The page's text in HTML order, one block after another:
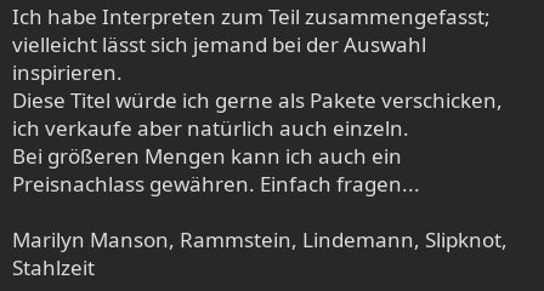
Ich habe Interpreten zum Teil zusammengefasst;
vielleicht lässt sich jemand bei der Auswahl
inspirieren.
Diese Titel würde ich gerne als Pakete verschicken,
ich verkaufe aber natürlich auch einzeln.
Bei größeren Mengen kann ich auch ein
Preisnachlass gewähren. Einfach fragen...
Marilyn Manson, Rammstein, Lindemann, Slipknot,
Stahlzeit